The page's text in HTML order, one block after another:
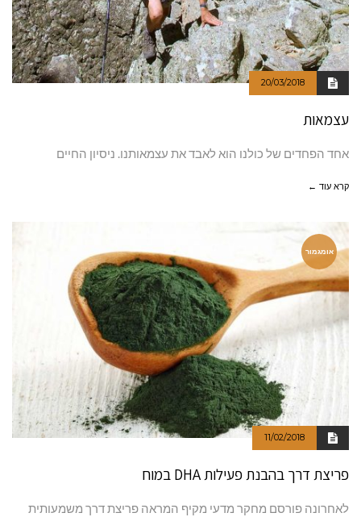
20/03/2018
עצמאות
אחד הפחדים של כולנו הוא לאבד את עצמאותנו. ניסיון החיים
קרא עוד ←
אומגמור
11/02/2018
פריצת דרך בהבנת פעילות DHA במוח
לאחרונה פורסם מחקר מדעי מקיף המראה פריצת דרך משמעותית